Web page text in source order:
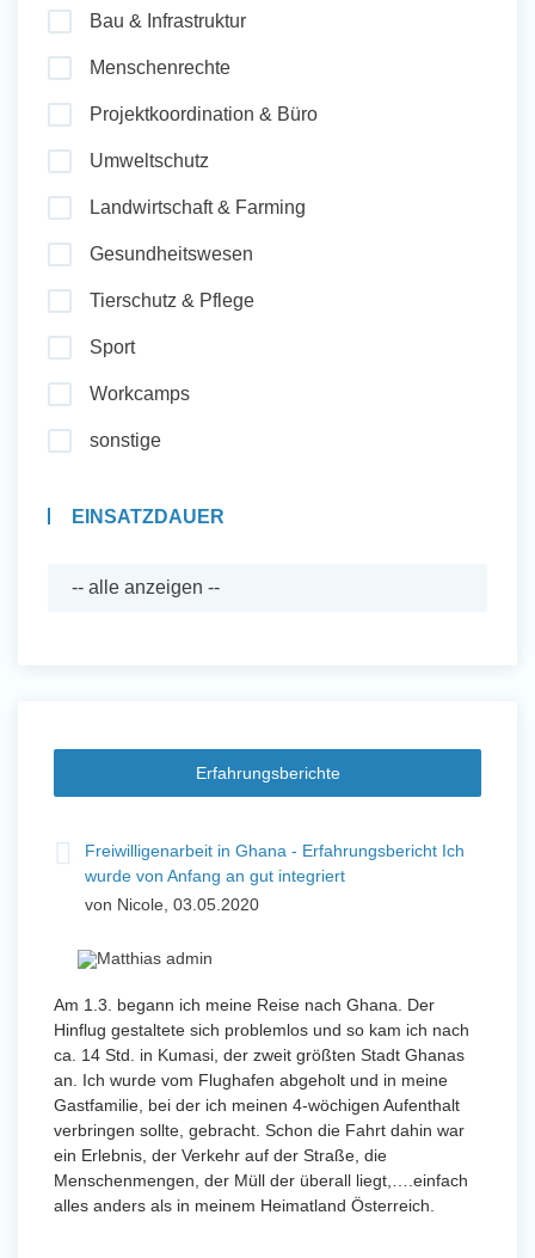
Initiativbewerbung
Bau & Infrastruktur
Menschenrechte
Projektkoordination & Büro
Umweltschutz
Landwirtschaft & Farming
Gesundheitswesen
Tierschutz & Pflege
Sport
Workcamps
sonstige
EINSATZDAUER
Erfahrungsberichte
Freiwilligenarbeit in Ghana - Erfahrungsbericht Ich
wurde von Anfang an gut integriert
von Nicole, 03.05.2020
Am 1.3. begann ich meine Reise nach Ghana. Der
Hinflug gestaltete sich problemlos und so kam ich nach
ca. 14 Std. in Kumasi, der zweit größten Stadt Ghanas
an. Ich wurde vom Flughafen abgeholt und in meine
Gastfamilie, bei der ich meinen 4-wöchigen Aufenthalt
verbringen sollte, gebracht. Schon die Fahrt dahin war
ein Erlebnis, der Verkehr auf der Straße, die
Menschenmengen, der Müll der überall liegt,….einfach
alles anders als in meinem Heimatland Österreich.